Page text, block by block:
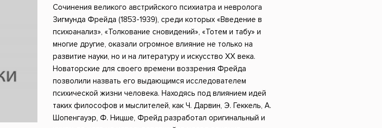
Научные издания
Юмор и сатира
Российский боевик
Сочинения великого австрийского психиатра и невролога
Зигмунда Фрейда (1853-1939), среди которых «Введение в
психоанализ», «Толкование сновидений», «Тотем и табу» и
многие другие, оказали огромное влияние не только на
развитие науки, но и на литературу и искусство XX века.
Новаторские для своего времени воззрения Фрейда
позволили назвать его выдающимся исследователем
психической жизни человека. Находясь под влиянием идей
таких философов и мыслителей, как Ч. Дарвин, Э. Геккель, А.
Шопенгауэр, Ф. Ницше, Фрейд разработал оригинальный и